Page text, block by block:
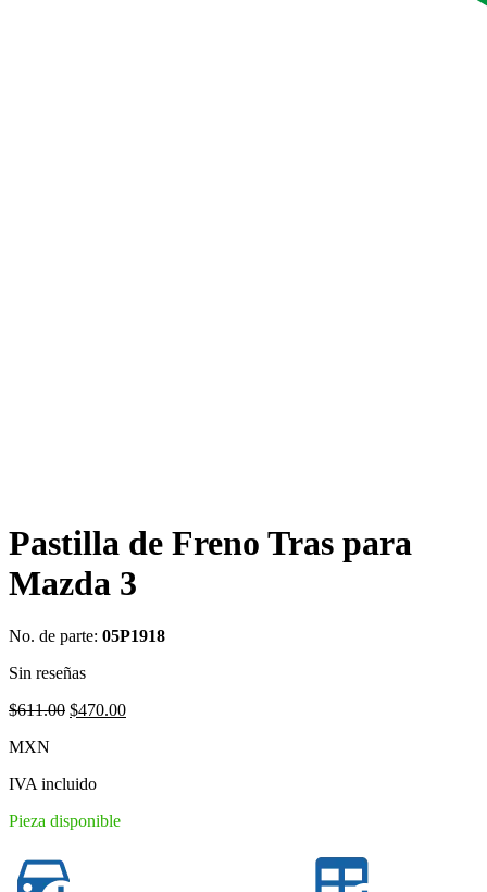
Pastilla de Freno Tras para
Mazda 3
No. de parte: 05P1918
Sin reseñas
$611.00 Original
$470.00Current
MXN
IVA incluido
Pieza disponible